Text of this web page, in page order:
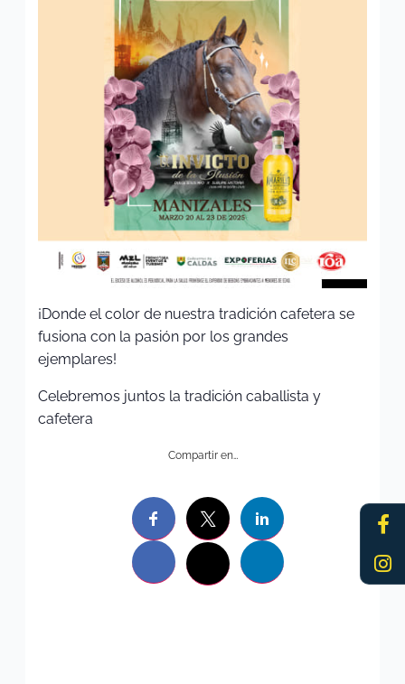
f
¡Donde el color de nuestra tradición cafetera se
fusiona con la pasión por los grandes
ejemplares!
Celebremos juntos la tradición caballista y
cafetera
Compartir en…